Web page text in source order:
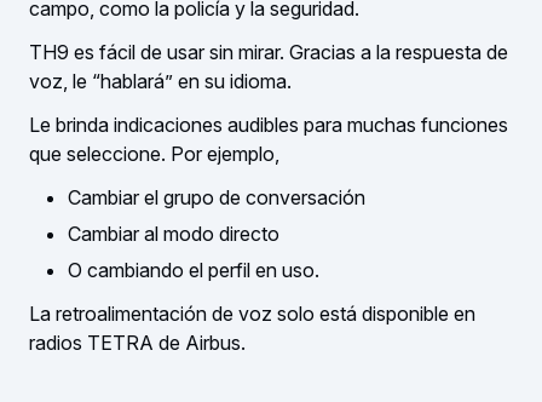
campo, como la policía y la seguridad.
TH9 es fácil de usar sin mirar. Gracias a la respuesta de
voz, le “hablará” en su idioma.
Le brinda indicaciones audibles para muchas funciones
que seleccione. Por ejemplo,
Cambiar el grupo de conversación
Cambiar al modo directo
O cambiando el perfil en uso.
La retroalimentación de voz solo está disponible en
radios TETRA de Airbus.